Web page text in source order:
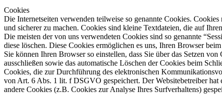
Cookies
Die Internetseiten verwenden teilweise so genannte Cookies.
und sicherer zu machen. Cookies sind kleine Textdateien, die auf
Die meisten der von uns verwendeten Cookies sind so genannte
diese löschen. Diese Cookies ermöglichen es uns, Ihren Browser
Sie können Ihren Browser so einstellen, dass Sie über das Setzen
ausschließen sowie das automatische Löschen der Cookies beim
Cookies, die zur Durchführung des elektronischen
von Art. 6 Abs. 1 lit. f DSGVO gespeichert. Der Websitebetreiber hat
andere Cookies (z.B. Cookies zur Analyse Ihres Surfverhaltens)